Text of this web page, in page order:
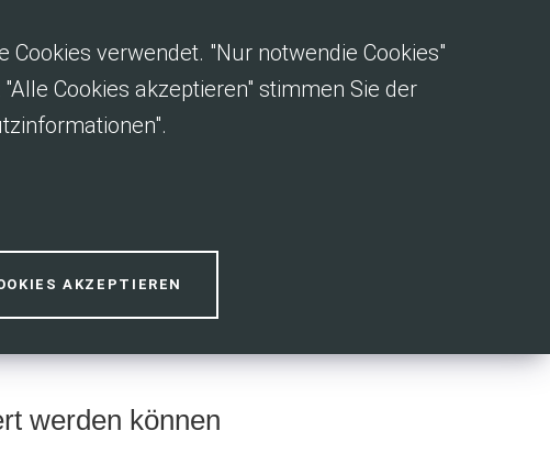
verwendet. "Nur notwendie Cookies"
Cookies akzeptieren" stimmen Sie der
AKZEPTIEREN
werden können